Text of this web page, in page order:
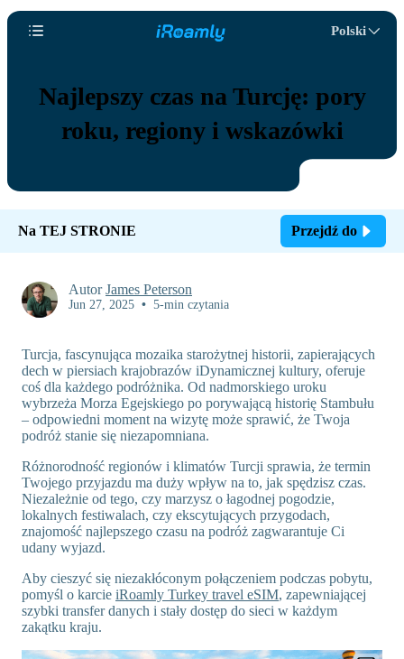
Polski
Najlepszy czas na Turcję: pory
roku, regiony i wskazówki
Na TEJ STRONIE Przejdź do
AutorJames Peterson
Jun 27, 2025 • 5-min czytania
Turcja, fascynująca mozaika starożytnej historii, zapierających
dech w piersiach krajobrazów iDynamicznej kultury, oferuje
coś dla każdego podróżnika. Od nadmorskiego uroku
wybrzeża Morza Egejskiego po porywającą historię Stambułu
– odpowiedni moment na wizytę może sprawić, że Twoja
podróż stanie się niezapomniana.
Różnorodność regionów i klimatów Turcji sprawia, że termin
Twojego przyjazdu ma duży wpływ na to, jak spędzisz czas.
Niezależnie od tego, czy marzysz o łagodnej pogodzie,
lokalnych festiwalach, czy ekscytujących przygodach,
znajomość najlepszego czasu na podróż zagwarantuje Ci
udany wyjazd.
Aby cieszyć się niezakłóconym połączeniem podczas pobytu,
pomyśl o karcie iRoamly Turkey travel eSIM, zapewniającej
szybki transfer danych i stały dostęp do sieci w każdym
zakątku kraju.